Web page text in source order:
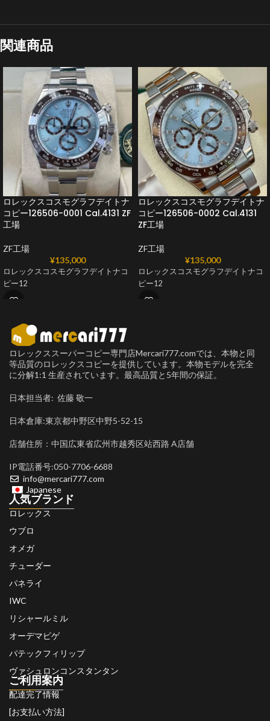
関連商品
ロレックスコスモグラフデイトナ
コピー126506-0001 Cal.4131 ZF
工場
ZF工場
¥135,000
ロレックスコスモグラフデイトナコ
ピー12
ロレックスコスモグラフデイトナ
コピー126506-0002 Cal.4131
ZF工場
ZF工場
¥135,000
ロレックスコスモグラフデイトナコ
ピー12
ロレックススーパーコピー専門店Mercari777.comでは、本物と同
等品質のロレックスコピーを提供しています。本物モデルを完全
に分解1:1 生産されています。最高品質と5年間の保証。
日本担当者: 佐藤 敬一
日本倉庫:東京都中野区中野5-52-15
店舗住所：中国広東省広州市越秀区站西路 A店舗
IP電話番号:050-7706-6688
info@mercari777.com
Japanese
人気ブランド
ロレックス
ウブロ
オメガ
チューダー
パネライ
IWC
リシャールミル
オーデマピゲ
パテックフィリップ
ヴァシュロンコンスタンタン
ご利用案内
配達完了情報
[お支払い方法]